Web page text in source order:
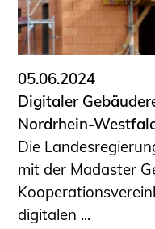
Vereinbarungen mit
Ingenieurkammern
Büronachfolge
Zusatzqualifikationen
Geschützter Bereich
Informationen für
Verbraucher
Ingenieursuche
NRW)
05.06.2024
Digitaler
Nordrhein-
Die
mit der Madaster
digitalen ...